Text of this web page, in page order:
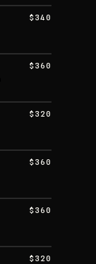
$340
$360
$320
$360
$360
$320